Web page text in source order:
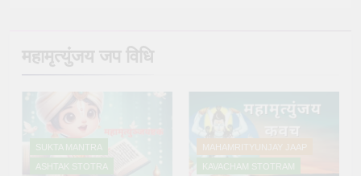
महामृत्युंजय जप विधि
SUKTA MANTRA
ASHTAK STOTRA
MAHAMRITYUNJAY JAAP
KAVACHAM STOTRAM